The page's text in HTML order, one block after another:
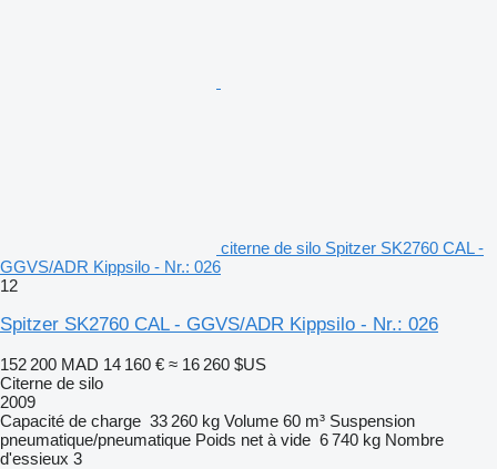
citerne de silo Spitzer SK2760 CAL -
GGVS/ADR Kippsilo - Nr.: 026
12
Spitzer SK2760 CAL - GGVS/ADR Kippsilo - Nr.: 026
152 200 MAD 14 160 € ≈ 16 260 $US
Citerne de silo
2009
Capacité de charge 33 260 kg Volume 60 m³ Suspension
pneumatique/pneumatique Poids net à vide 6 740 kg Nombre
d'essieux 3